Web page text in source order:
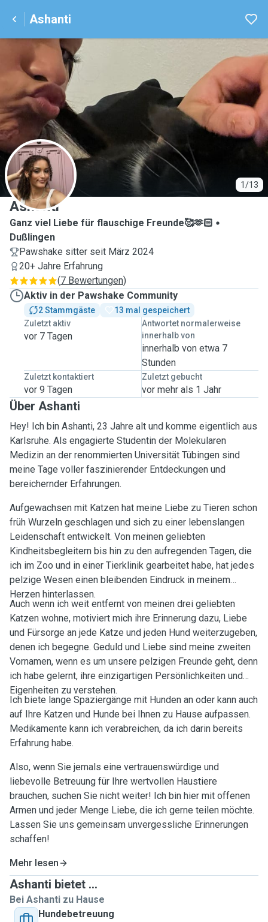
Ashanti
1/13
A
Ashanti
Ganz viel Liebe für flauschige Freunde🥰🫶🏻
Dußlingen
Pawshake sitter seit März 2024
20+ Jahre Erfahrung
(7 Bewertungen)
Aktiv in der Pawshake Community
2 Stammgäste
13 mal gespeichert
Zuletzt aktiv
vor 7 Tagen
Antwortet normalerweise
innerhalb von
innerhalb von etwa 7
Stunden
Zuletzt kontaktiert
vor 9 Tagen
Zuletzt gebucht
vor mehr als 1 Jahr
Über Ashanti
Hey! Ich bin Ashanti, 23 Jahre alt und komme eigentlich aus
Karlsruhe. Als engagierte Studentin der Molekularen
Medizin an der renommierten Universität Tübingen sind
meine Tage voller faszinierender Entdeckungen und
bereichernder Erfahrungen.
Aufgewachsen mit Katzen hat meine Liebe zu Tieren schon
früh Wurzeln geschlagen und sich zu einer lebenslangen
Leidenschaft entwickelt. Von meinen geliebten
Kindheitsbegleitern bis hin zu den aufregenden Tagen, die
ich im Zoo und in einer Tierklinik gearbeitet habe, hat jedes
pelzige Wesen einen bleibenden Eindruck in meinem
Herzen hinterlassen.
Auch wenn ich weit entfernt von meinen drei geliebten
Katzen wohne, motiviert mich ihre Erinnerung dazu, Liebe
und Fürsorge an jede Katze und jeden Hund weiterzugeben,
denen ich begegne. Geduld und Liebe sind meine zweiten
Vornamen, wenn es um unsere pelzigen Freunde geht, denn
ich habe gelernt, ihre einzigartigen Persönlichkeiten und
Eigenheiten zu verstehen.
Ich biete lange Spaziergänge mit Hunden an oder kann auch
auf Ihre Katzen und Hunde bei Ihnen zu Hause aufpassen.
Medikamente kann ich verabreichen, da ich darin bereits
Erfahrung habe.
Also, wenn Sie jemals eine vertrauenswürdige und
liebevolle Betreuung für Ihre wertvollen Haustiere
brauchen, suchen Sie nicht weiter! Ich bin hier mit offenen
Armen und jeder Menge Liebe, die ich gerne teilen möchte.
Lassen Sie uns gemeinsam unvergessliche Erinnerungen
schaffen!
Mehr lesen
Ashanti bietet ...
Bei Ashanti zu Hause
Hundebetreuung